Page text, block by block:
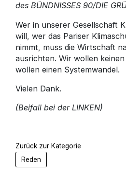
des BÜNDNISSES 90/DIE
Wer in unserer Gesellschaft
will, wer das Pariser
nimmt, muss die Wirtschaft
ausrichten. Wir wollen
wollen einen Systemwandel.
Vielen Dank.
(Beifall bei der LINKEN)
Zurück zur Kategorie
Reden